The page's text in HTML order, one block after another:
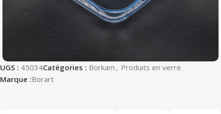
UGS : 45034Catégories : Borkam , Produits en verre
Marque :Borart